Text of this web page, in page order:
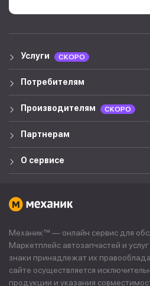
Услуги СКОРО
Потребителям
Производителям СКОРО
Партнерам
О сервисе
Механик™ — онлайн сервис для
Маркетплейс автозапчастей и
знаки принадлежат их
сайте осуществляется
продукции и указания